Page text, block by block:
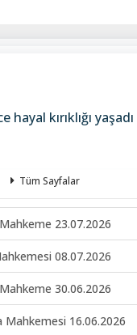
kırıklığı yaşadı
Tüm Sayfalar
23.07.2026
08.07.2026
30.06.2026
Mahkemesi 16.06.2026